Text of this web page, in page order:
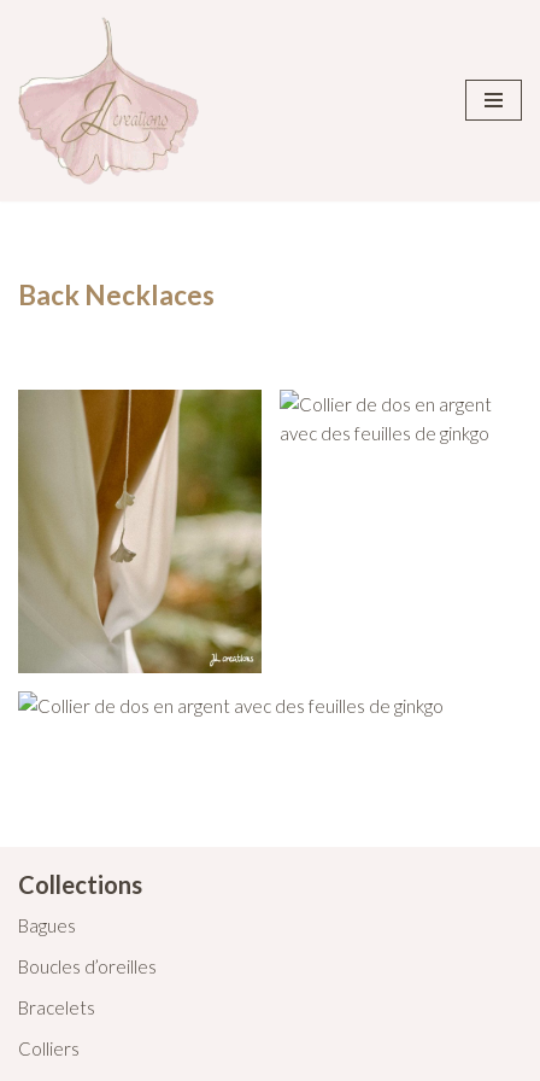
au
contenu
Back Necklaces
Collections
Bagues
Boucles d’oreilles
Bracelets
Colliers